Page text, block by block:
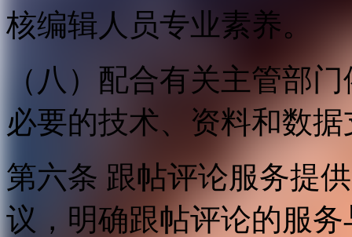
核编辑人员专业素养。
（八）配合有关主管部
必要的技术、资料和数
第六条 跟帖评论服务提
议，明确跟帖评论的服